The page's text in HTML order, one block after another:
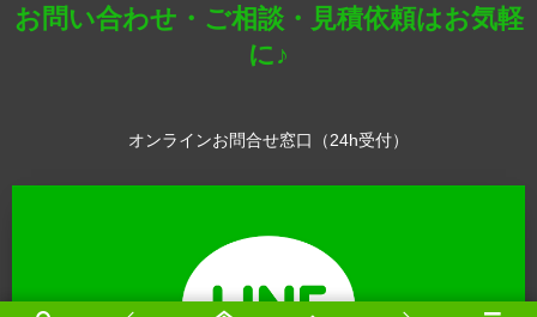
お問い合わせ・ご相談・見積依頼はお気軽
に♪
オンラインお問合せ窓口（24h受付）